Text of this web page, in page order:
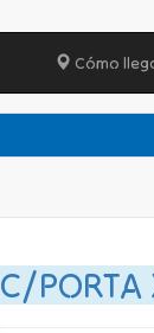
Cómo